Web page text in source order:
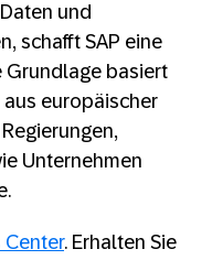
und
schafft SAP eine
Grundlage basiert
europäischer
Unternehmen
Center. Erhalten Sie